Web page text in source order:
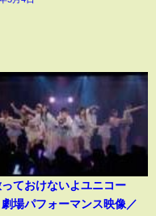
っておけないよユニコー
劇場パフォーマンス映像／